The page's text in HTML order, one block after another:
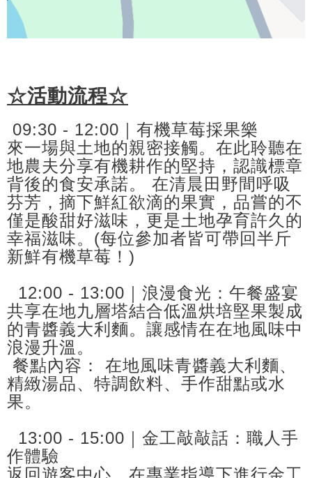
☆活動流程☆
09:30 - 12:00｜有機草莓採果樂
來一場與土地的親密接觸。在此聆聽在
地農夫分享有機耕作的堅持，認識標章
背後的食安承諾。 在清晨田野間呼吸
芬芳，摘下鮮紅欲滴的果實，品嘗的不
僅是酸甜好滋味，更是土地孕育許久的
幸福滋味。(每位參加者皆可帶回半斤
新鮮有機草莓！)
12:00 - 13:00｜浪漫食光：午餐盛宴
共享在地九層塔結合低溫烘培堅果製成
的青醬義大利麵。讓感情在在地風味中
浪漫升溫。
餐點內容： 在地風味青醬義大利麵、
精緻湯品、特調飲料、手作甜點或水
果。
13:00 - 15:00｜金工敲敲話：職人手
作體驗
返回遊客中心，在專業指導下進行金工